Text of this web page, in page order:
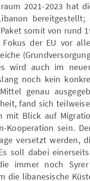
2021-2023 hat
somit von rund
der EU vor
wird auch im
noch kein
genau
fand sich
mit Blick auf
Kooperation sein.
versetzt werden,
soll dabei
immer noch
die libanesische